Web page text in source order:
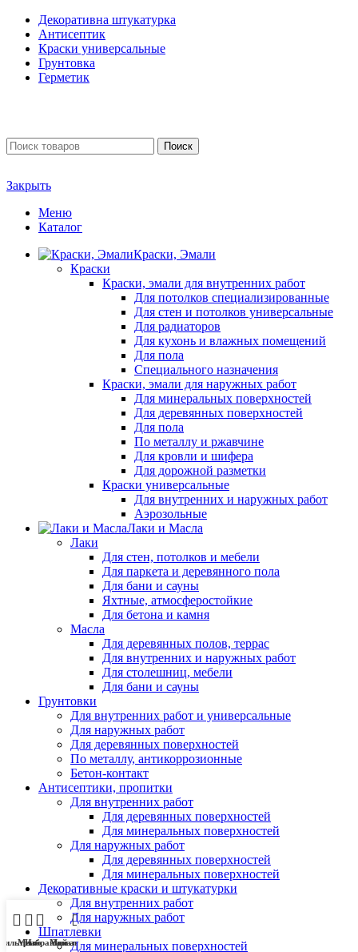
Декоративна штукатурка
Антисептик
Краски универсальные
Грунтовка
Герметик
Поиск
Закрыть
Меню
Каталог
Краски, Эмали
Краски
Краски, эмали для внутренних работ
Для потолков специализированные
Для стен и потолков универсальные
Для радиаторов
Для кухонь и влажных помещений
Для пола
Специального назначения
Краски, эмали для наружных работ
Для минеральных поверхностей
Для деревянных поверхностей
Для пола
По металлу и ржавчине
Для кровли и шифера
Для дорожной разметки
Краски универсальные
Для внутренних и наружных работ
Аэрозольные
Лаки и Масла
Лаки
Для стен, потолков и мебели
Для паркета и деревянного пола
Для бани и сауны
Яхтные, атмосферостойкие
Для бетона и камня
Масла
Для деревянных полов, террас
Для внутренних и наружных работ
Для столешниц, мебели
Для бани и сауны
Грунтовки
Для внутренних работ и универсальные
Для наружных работ
Для деревянных поверхностей
По металлу, антикоррозионные
Бетон-контакт
Антисептики, пропитки
Для внутренних работ
Для деревянных поверхностей
Для минеральных поверхностей
Для наружных работ
Для деревянных поверхностей
Для минеральных поверхностей
Декоративные краски и штукатурки
Для внутренних работ
Для наружных работ
Шпатлевки
Для минеральных поверхностей
Меню
Избранное
Заказ
Мой аккаунт